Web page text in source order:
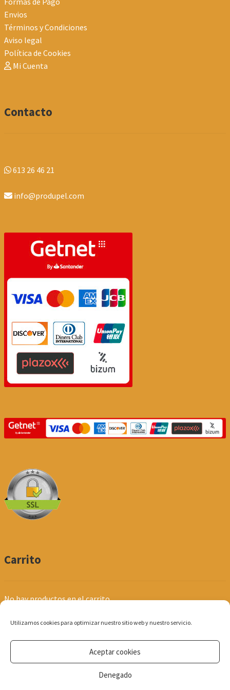
Utilizamos cookies para optimizar nuestro sitio web y nuestro servicio.
Aceptar cookies
Denegado
Envios
Términos y Condiciones
Aviso legal
Política de Cookies
Mi Cuenta
Contacto
613 26 46 21
info@produpel.com
Carrito
No hay productos en el carrito.
© Produpel | Productos de Peluquería y Estética 2026